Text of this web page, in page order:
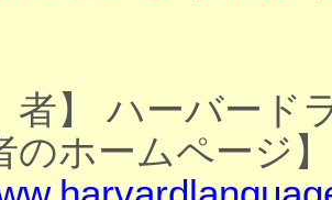
者】 ハーバード
のホームページ